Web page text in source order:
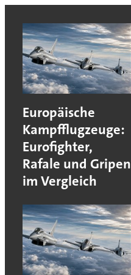
Europäische
Kampfflugzeuge:
Eurofighter,
Rafale und Gripen
im Vergleich